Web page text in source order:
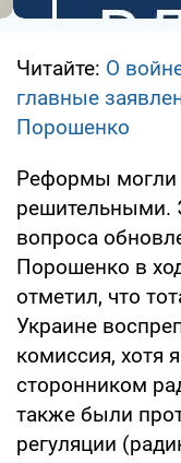
Читайте: О
главные
Порошенко
Реформы могли
решительными.
вопроса
Порошенко в
отметил, что
Украине
комиссия, хотя
сторонником
также были
регуляции